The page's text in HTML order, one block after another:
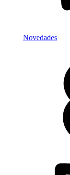
Novedades